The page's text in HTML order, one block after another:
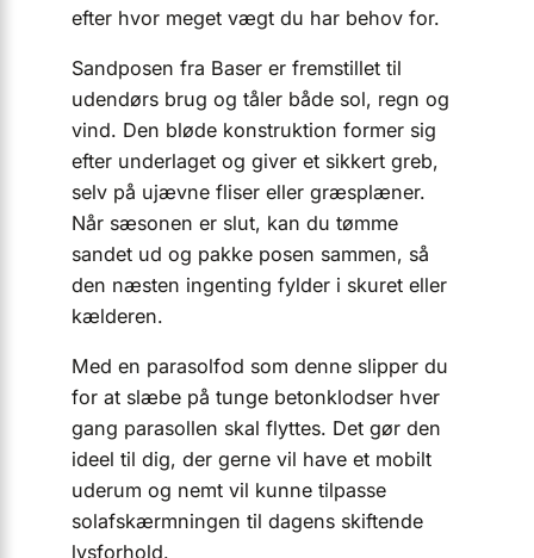
efter hvor meget vægt du har behov for.
Sandposen fra Baser er fremstillet til
udendørs brug og tåler både sol, regn og
vind. Den bløde konstruktion former sig
efter underlaget og giver et sikkert greb,
selv på ujævne fliser eller græsplæner.
Når sæsonen er slut, kan du tømme
sandet ud og pakke posen sammen, så
den næsten ingenting fylder i skuret eller
kælderen.
Med en parasolfod som denne slipper du
for at slæbe på tunge betonklodser hver
gang parasollen skal flyttes. Det gør den
ideel til dig, der gerne vil have et mobilt
uderum og nemt vil kunne tilpasse
solafskærmningen til dagens skiftende
lysforhold.